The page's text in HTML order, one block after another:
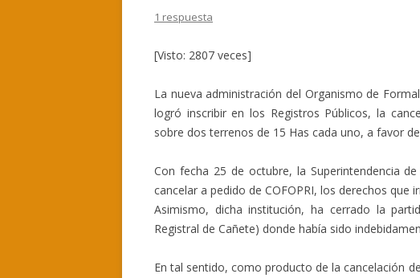
1 respuesta
[Visto: 2807 veces]
La nueva administración del Organismo de
logró inscribir en los Registros Públicos, la
sobre dos terrenos de 15 Has cada uno, a favor
Con fecha 25 de octubre, la Superintendencia
cancelar a pedido de COFOPRI, los derechos que
Asimismo, dicha institución, ha cerrado la
Registral de Cañete) donde había sido
En tal sentido, como producto de la cancelación